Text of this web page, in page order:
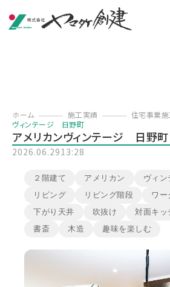
ホーム 施工実績 住宅事業
ヴィンテージ 日野町
アメリカンヴィンテージ 日野町
2026.06.2913:28
２階建て アメリカン
ヴィン
リビング
リビング階段
ワー
下がり天井
吹抜け 対面キッ
書斎
木造 趣味を楽しむ